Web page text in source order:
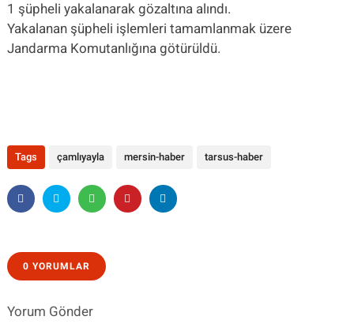
1 şüpheli yakalanarak gözaltına alındı.
Yakalanan şüpheli işlemleri tamamlanmak üzere
Jandarma Komutanlığına götürüldü.
Tags çamlıyayla mersin-haber tarsus-haber
0 YORUMLAR
Yorum Gönder